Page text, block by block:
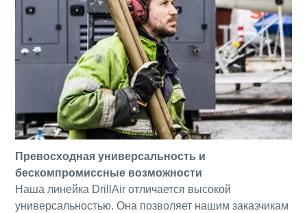
Превосходная универсальность и
бескомпромиссные возможности
Наша линейка DrillAir отличается высокой
универсальностью. Она позволяет нашим заказчикам